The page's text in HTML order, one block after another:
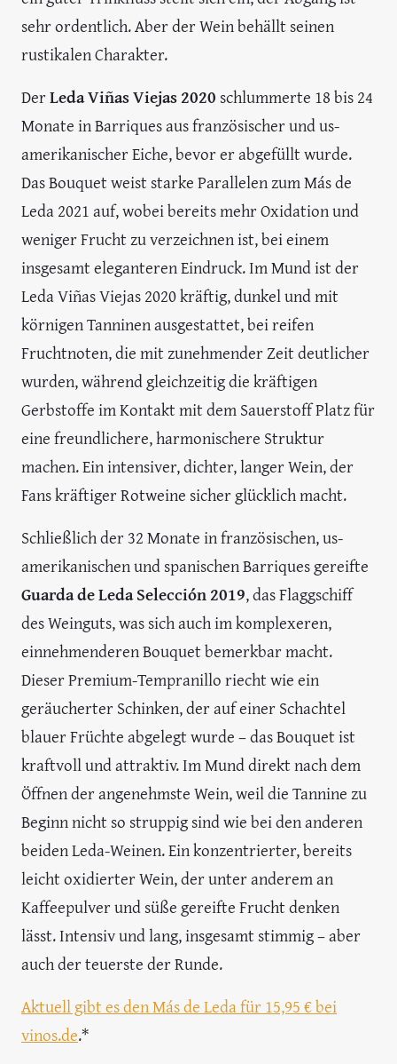
sehr ordentlich. Aber der Wein behällt seinen
rustikalen Charakter.
DerLeda Viñas Viejas 2020 schlummerte 18 bis 24
Monate in Barriques aus französischer und us-
amerikanischer Eiche, bevor er abgefüllt wurde.
Das Bouquet weist starke Parallelen zum Más de
Leda 2021 auf, wobei bereits mehr Oxidation und
weniger Frucht zu verzeichnen ist, bei einem
insgesamt eleganteren Eindruck. Im Mund ist der
Leda Viñas Viejas 2020 kräftig, dunkel und mit
körnigen Tanninen ausgestattet, bei reifen
Fruchtnoten, die mit zunehmender Zeit deutlicher
wurden, während gleichzeitig die kräftigen
Gerbstoffe im Kontakt mit dem Sauerstoff Platz für
eine freundlichere, harmonischere Struktur
machen. Ein intensiver, dichter, langer Wein, der
Fans kräftiger Rotweine sicher glücklich macht.
Schließlich der 32 Monate in französischen, us-
amerikanischen und spanischen Barriques gereifte
Guarda de Leda Selección 2019, das Flaggschiff
des Weinguts, was sich auch im komplexeren,
einnehmenderen Bouquet bemerkbar macht.
Dieser Premium-Tempranillo riecht wie ein
geräucherter Schinken, der auf einer Schachtel
blauer Früchte abgelegt wurde – das Bouquet ist
kraftvoll und attraktiv. Im Mund direkt nach dem
Öffnen der angenehmste Wein, weil die Tannine zu
Beginn nicht so struppig sind wie bei den anderen
beiden Leda-Weinen. Ein konzentrierter, bereits
leicht oxidierter Wein, der unter anderem an
Kaffeepulver und süße gereifte Frucht denken
lässt. Intensiv und lang, insgesamt stimmig – aber
auch der teuerste der Runde.
Aktuell gibt es den Más de Leda für 15,95 € bei
vinos.de.*